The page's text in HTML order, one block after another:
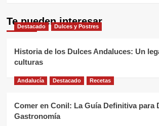
Te pueden interesar
Destacado Dulces y Postres
Historia de los Dulces Andaluces: Un
culturas
Andalucía Destacado Recetas
Comer en Conil: La Guía Definitiva para
Gastronomía